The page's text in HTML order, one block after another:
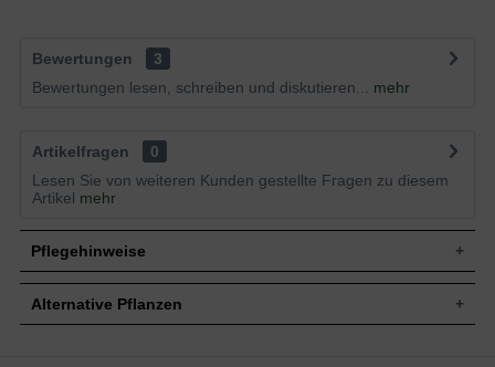
Bewertungen
3
Bewertungen lesen, schreiben und diskutieren...
mehr
Artikelfragen
0
Lesen Sie von weiteren Kunden gestellte Fragen zu diesem
Artikel mehr
Pflegehinweise
Pflanz- und Pflegetipps Ribes alpinum / Alpen-
Alternative Pflanzen